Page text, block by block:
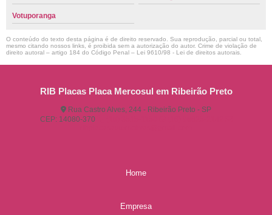
Votuporanga
O conteúdo do texto desta página é de direito reservado. Sua reprodução, parcial ou total,
mesmo citando nossos links, é proibida sem a autorização do autor. Crime de violação de
direito autoral – artigo 184 do Código Penal – Lei 9610/98 - Lei de direitos autorais
RIB Placas Placa Mercosul em Ribeirão Preto
Rua Castro Alves, 244 - Ribeirão Preto - SP
CEP: 14080-370
Home
Empresa